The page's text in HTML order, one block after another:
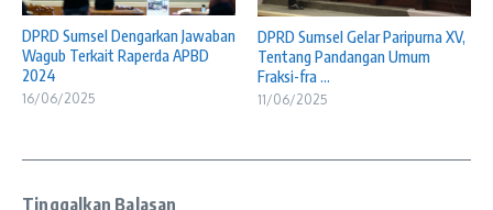
DPRD Sumsel Dengarkan Jawaban
Wagub Terkait Raperda APBD
2024
16/06/2025
DPRD Sumsel Gelar Paripurna XV,
Tentang Pandangan Umum
Fraksi-fra ...
11/06/2025
Tinggalkan Balasan